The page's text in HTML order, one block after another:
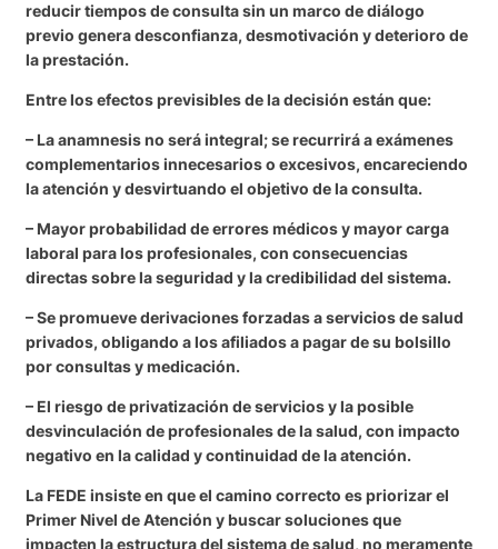
reducir tiempos de consulta sin un marco de diálogo
previo genera desconfianza, desmotivación y deterioro de
la prestación.
Entre los efectos previsibles de la decisión están que:
– La anamnesis no será integral; se recurrirá a exámenes
complementarios innecesarios o excesivos, encareciendo
la atención y desvirtuando el objetivo de la consulta.
– Mayor probabilidad de errores médicos y mayor carga
laboral para los profesionales, con consecuencias
directas sobre la seguridad y la credibilidad del sistema.
– Se promueve derivaciones forzadas a servicios de salud
privados, obligando a los afiliados a pagar de su bolsillo
por consultas y medicación.
– El riesgo de privatización de servicios y la posible
desvinculación de profesionales de la salud, con impacto
negativo en la calidad y continuidad de la atención.
La FEDE insiste en que el camino correcto es priorizar el
Primer Nivel de Atención y buscar soluciones que
impacten la estructura del sistema de salud, no meramente